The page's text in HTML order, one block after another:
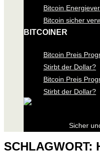
Bitcoin
Bitcoin sicher
BITCOINER
Bitcoin Preis
Stirbt der Dollar?
Bitcoin Preis
Stirbt der Dollar?
Sicher
SCHLAGWORT: